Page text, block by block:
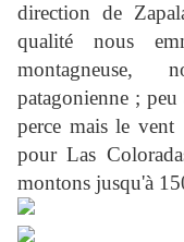
direction de
qualité nous
montagneuse,
patagonienne ;
perce mais le
pour Las
montons jusqu'à